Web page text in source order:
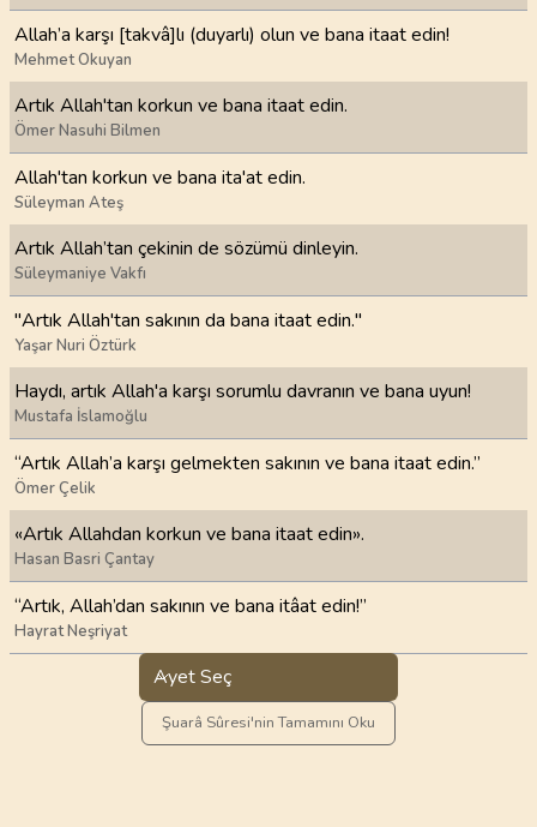
Allah’a karşı [takvâ]lı (duyarlı) olun ve bana itaat edin!
Mehmet Okuyan
Artık Allah'tan korkun ve bana itaat edin.
Ömer Nasuhi Bilmen
Allah'tan korkun ve bana ita'at edin.
Süleyman Ateş
Artık Allah’tan çekinin de sözümü dinleyin.
Süleymaniye Vakfı
"Artık Allah'tan sakının da bana itaat edin."
Yaşar Nuri Öztürk
Haydı, artık Allah'a karşı sorumlu davranın ve bana uyun!
Mustafa İslamoğlu
“Artık Allah’a karşı gelmekten sakının ve bana itaat edin.”
Ömer Çelik
«Artık Allahdan korkun ve bana itaat edin».
Hasan Basri Çantay
“Artık, Allah’dan sakının ve bana itâat edin!”
Hayrat Neşriyat
Ayet Seç
Şuarâ Sûresi'nin Tamamını Oku